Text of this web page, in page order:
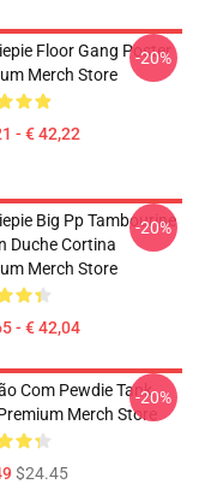
Floor Gang Poster
Merch Store
- € 42,22
-20%
Big Pp Tambourine
Duche Cortina
Merch Store
- € 42,04
-20%
Com Pewdie Tank
Merch Store
$24.45
-20%